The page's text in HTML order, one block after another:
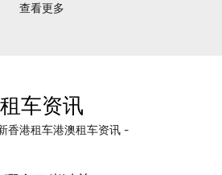
查看更多
租车资讯
香港租车港澳租车资讯 -